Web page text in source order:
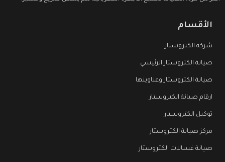
الأقسام
شركة الكتروستار
صيانة الكتروستار الرئيسي
صيانة الكتروستار وعناوينها
ارقام صيانة الكتروستار
توكيل الكتروستار
مركز صيانة الكتروستار
صيانة غسالات الكتروستار